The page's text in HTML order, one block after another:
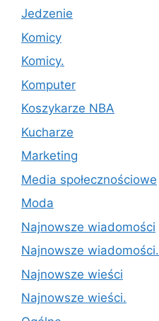
Jedzenie
Komicy
Komicy.
Komputer
Koszykarze NBA
Kucharze
Marketing
Media społecznościowe
Moda
Najnowsze wiadomości
Najnowsze wiadomości.
Najnowsze wieści
Najnowsze wieści.